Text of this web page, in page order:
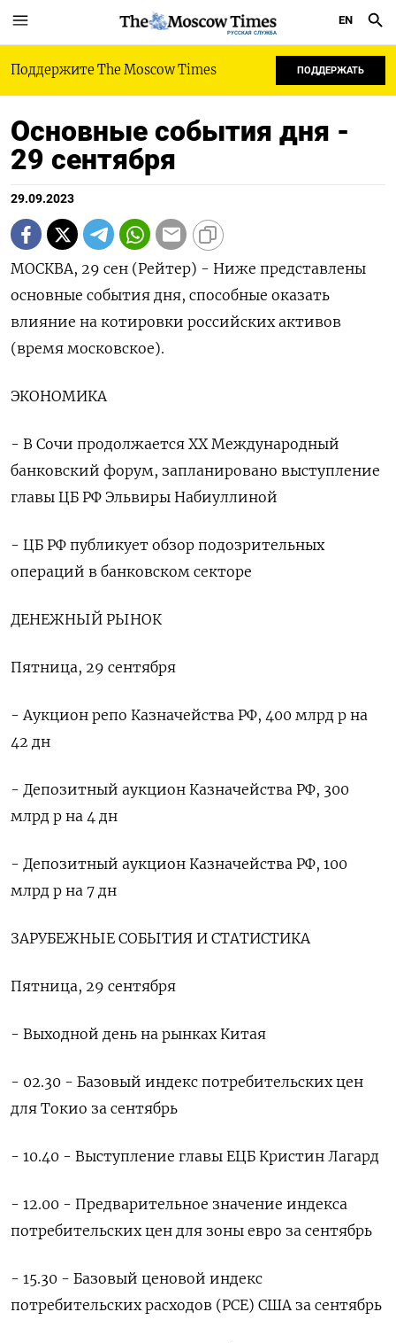
РУССКАЯ СЛУЖБА
EN
Поддержите The Moscow Times ПОДДЕРЖАТЬ
Основные события дня -
29 сентября
29.09.2023
МОСКВА, 29 сен (Рейтер) - Ниже представлены
основные события дня, способные оказать
влияние на котировки российских активов
(время московское).
ЭКОНОМИКА
- В Сочи продолжается XX Международный
банковский форум, запланировано выступление
главы ЦБ РФ Эльвиры Набиуллиной
- ЦБ РФ публикует обзор подозрительных
операций в банковском секторе
ДЕНЕЖНЫЙ РЫНОК
Пятница, 29 сентября
- Аукцион репо Казначейства РФ, 400 млрд р на
42 дн
- Депозитный аукцион Казначейства РФ, 300
млрд р на 4 дн
- Депозитный аукцион Казначейства РФ, 100
млрд р на 7 дн
ЗАРУБЕЖНЫЕ СОБЫТИЯ И СТАТИСТИКА
Пятница, 29 сентября
- Выходной день на рынках Китая
- 02.30 - Базовый индекс потребительских цен
для Токио за сентябрь
- 10.40 - Выступление главы ЕЦБ Кристин Лагард
- 12.00 - Предварительное значение индекса
потребительских цен для зоны евро за сентябрь
- 15.30 - Базовый ценовой индекс
потребительских расходов (РСЕ) США за сентябрь